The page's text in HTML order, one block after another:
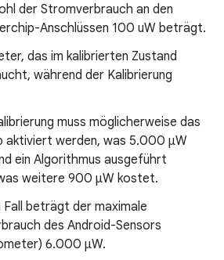
der Stromverbrauch an den
Anschlüssen 100 uW beträgt.
das im kalibrierten Zustand
während der Kalibrierung
muss möglicherweise das
aktiviert werden, was 5.000 µW
ein Algorithmus ausgeführt
weitere 900 µW kostet.
Fall beträgt der maximale
des Android-Sensors
6.000 µW.